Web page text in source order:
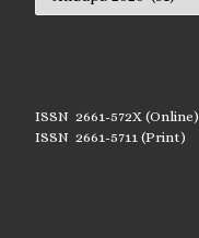
ISSN 2661-572X (Online)
ISSN 2661-5711 (Print)